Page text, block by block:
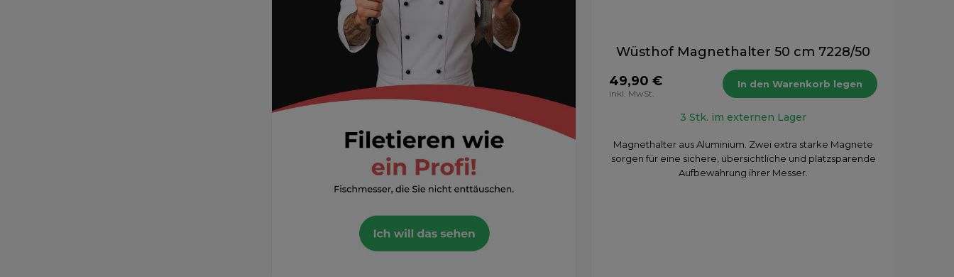
Wüsthof Magnethalter 50 cm 7228/50
49,90 €
inkl. MwSt.
In den Warenkorb legen
3 Stk. im externen Lager
Magnethalter aus Aluminium. Zwei extra starke Magnete
sorgen für eine sichere, übersichtliche und platzsparende
Aufbewahrung ihrer Messer.